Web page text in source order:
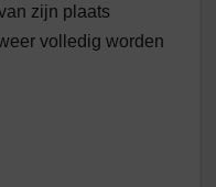
zijn plaats
volledig worden